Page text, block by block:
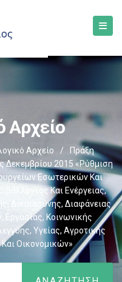
Αρχείο
Αρχείο /
Πράξη
Δεκεμβρίου 2015 «Ρύθμιση
Εσωτερικών Και
Και Ενέργειας,
Δικαιοσύνης, Διαφάνειας
Κοινωνικής
Υγείας, Αγροτικής
Οικονομικών»